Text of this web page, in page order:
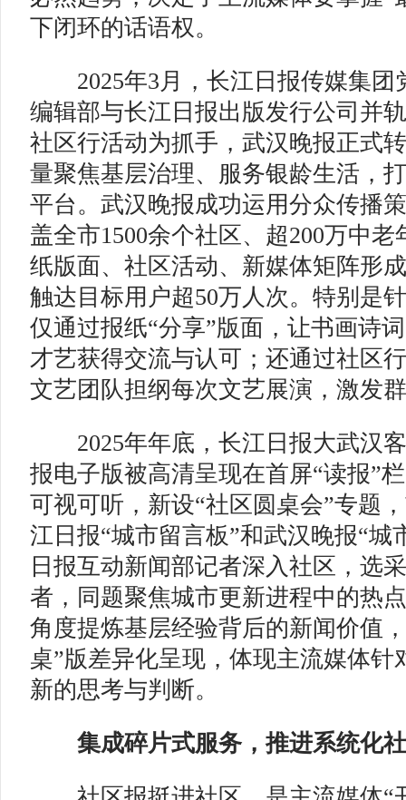
下闭环的话语权。
2025年3月，长江日报传媒集团
编辑部与长江日报出版发行公司并
社区行活动为抓手，武汉晚报正式
量聚焦基层治理、服务银龄生活，
平台。武汉晚报成功运用分众传播
盖全市1500余个社区、超200万中
纸版面、社区活动、新媒体矩阵形
触达目标用户超50万人次。特别是
仅通过报纸“分享”版面，让书画诗
才艺获得交流与认可；还通过社区
文艺团队担纲每次文艺展演，激发
2025年年底，长江日报大武汉客
报电子版被高清呈现在首屏“读报”
可视可听，新设“社区圆桌会”专题
江日报“城市留言板”和武汉晚报“城
日报互动新闻部记者深入社区，选
者，同题聚焦城市更新进程中的热
角度提炼基层经验背后的新闻价值
桌”版差异化呈现，体现主流媒体针
新的思考与判断。
集成碎片式服务，推进系统化